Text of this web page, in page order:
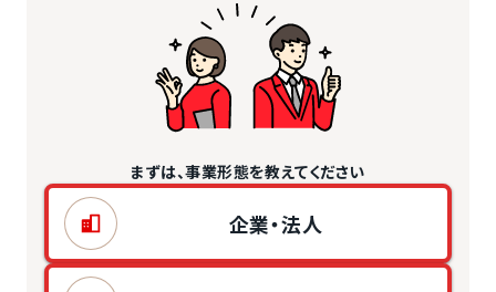
まずは、事業形態を教えてください
企業・法人